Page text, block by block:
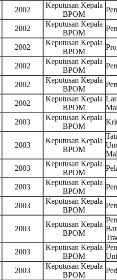
2002
Keputusan Kepala
BPOM
2002
Keputusan Kepala
BPOM
2002
Keputusan Kepala
BPOM
2002
Keputusan Kepala
BPOM
2002
Keputusan Kepala
BPOM
2002
Keputusan Kepala
BPOM
2003
Keputusan Kepala
BPOM
2003
Keputusan Kepala
BPOM
2003
Keputusan Kepala
BPOM
2003
Keputusan Kepala
BPOM
2003
Keputusan Kepala
BPOM
2003
Keputusan Kepala
BPOM
2003
Keputusan Kepala
BPOM
2003
Keputusan Kepala
BPOM